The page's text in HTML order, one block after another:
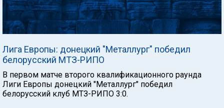
Лига Европы: донецкий "Металлург" победил
белорусский МТЗ-РИПО
В первом матче второго квалификационного раунда
Лиги Европы донецкий "Металлург" победил
белорусский клуб МТЗ-РИПО 3:0.